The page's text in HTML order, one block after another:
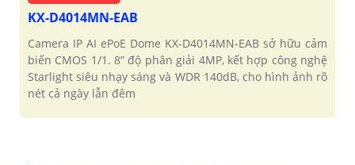
KX-D4014MN-EAB
Camera IP AI ePoE Dome KX-D4014MN-EAB sở hữu cảm
biến CMOS 1/1. 8” độ phân giải 4MP, kết hợp công nghệ
Starlight siêu nhạy sáng và WDR 140dB, cho hình ảnh rõ
nét cả ngày lẫn đêm